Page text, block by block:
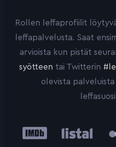
Rollen leffaprofiilit
leffapalvelusta. Saat
arvioista kun pistät
syötteen tai Twitterin
olevista
IMDb Listal